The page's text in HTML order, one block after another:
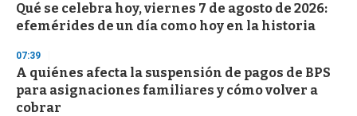
Qué se celebra hoy, viernes 7 de agosto de 2026:
efemérides de un día como hoy en la historia
07:39
A quiénes afecta la suspensión de pagos de BPS
para asignaciones familiares y cómo volver a
cobrar